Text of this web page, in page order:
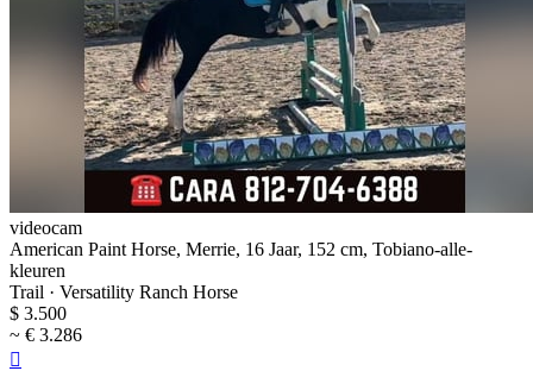
videocam
American Paint Horse, Merrie, 16 Jaar, 152 cm, Tobiano-alle-
kleuren
Trail · Versatility Ranch Horse
$ 3.500
~ € 3.286
